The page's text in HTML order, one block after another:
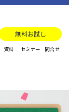
無料お試し
資料 セミナー 問合せ